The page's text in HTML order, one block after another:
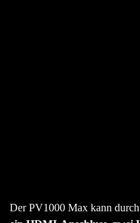
Der PV1000 Max kann